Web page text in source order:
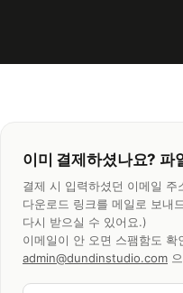
이미 결제하셨나요? 파
결제 시 입력하셨던 이메일
다운로드 링크를 메일로 보내
다시 받으실 수 있어요.)
이메일이 안 오면 스팸함도 확
admin@dundinstudio.com